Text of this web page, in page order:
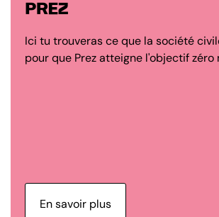
PREZ
Ici tu trouveras ce que la société
pour que Prez atteigne l'objectif zéro
En savoir plus